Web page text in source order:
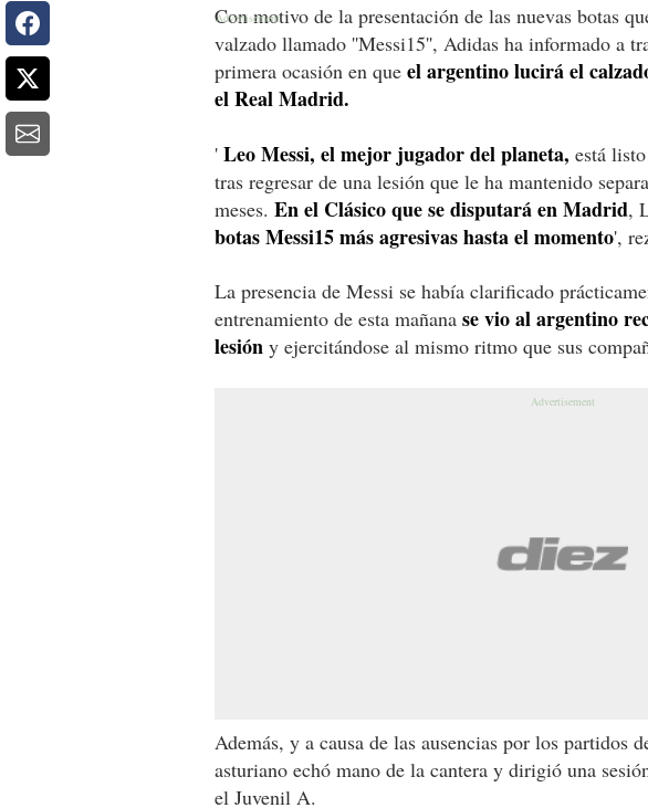
Con motivo de la presentación de las nuevas botas
valzado llamado ''Messi15'', Adidas ha informado a
primera ocasión en que el argentino lucirá el
el Real Madrid.
' Leo Messi, el mejor jugador del planeta, está
tras regresar de una lesión que le ha mantenido
meses. En el Clásico que se disputará en Madrid,
botas Messi15 más agresivas hasta el momento',
La presencia de Messi se había clarificado
entrenamiento de esta mañana se vio al argentino
lesión y ejercitándose al mismo ritmo que sus
Además, y a causa de las ausencias por los partidos
asturiano echó mano de la cantera y dirigió una
el Juvenil A.